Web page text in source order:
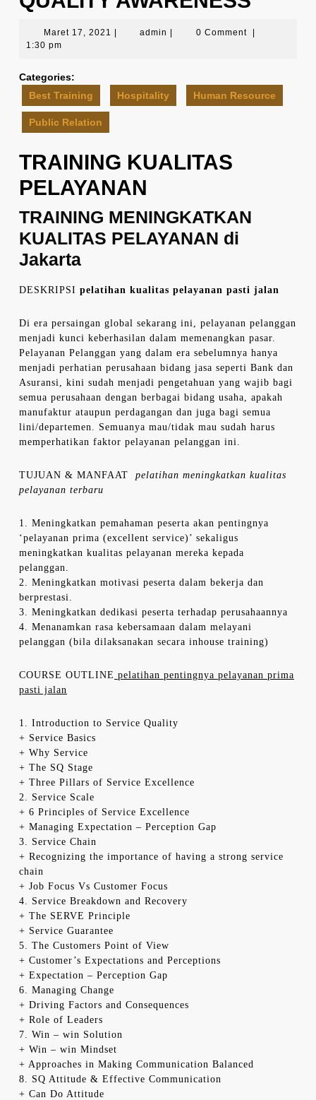
Maret 17, 2021 Maret
admin admin 0 Comment
1:30 pm
Categories:
Best Training
Hospitality Human Resource
Public Relation
TRAINING KUALITAS
PELAYANAN
TRAINING MENINGKATKAN
KUALITAS PELAYANAN di
Jakarta
DESKRIPSI pelatihan kualitas pelayanan pasti jalan
Di era persaingan global sekarang ini, pelayanan pelanggan
menjadi kunci keberhasilan dalam memenangkan pasar.
Pelayanan Pelanggan yang dalam era sebelumnya hanya
menjadi perhatian perusahaan bidang jasa seperti Bank dan
Asuransi, kini sudah menjadi pengetahuan yang wajib bagi
semua perusahaan dengan berbagai bidang usaha, apakah
manufaktur ataupun perdagangan dan juga bagi semua
lini/departemen. Semuanya mau/tidak mau sudah harus
memperhatikan faktor pelayanan pelanggan ini.
TUJUAN & MANFAAT pelatihan meningkatkan kualitas
pelayanan terbaru
1. Meningkatkan pemahaman peserta akan pentingnya
‘pelayanan prima (excellent service)’ sekaligus
meningkatkan kualitas pelayanan mereka kepada
pelanggan.
2. Meningkatkan motivasi peserta dalam bekerja dan
berprestasi.
3. Meningkatkan dedikasi peserta terhadap perusahaannya
4. Menanamkan rasa kebersamaan dalam melayani
pelanggan (bila dilaksanakan secara inhouse training)
COURSE OUTLINE pelatihan pentingnya pelayanan prima
pasti jalan
1. Introduction to Service Quality
+ Service Basics
+ Why Service
+ The SQ Stage
+ Three Pillars of Service Excellence
2. Service Scale
+ 6 Principles of Service Excellence
+ Managing Expectation – Perception Gap
3. Service Chain
+ Recognizing the importance of having a strong service
chain
+ Job Focus Vs Customer Focus
4. Service Breakdown and Recovery
+ The SERVE Principle
+ Service Guarantee
5. The Customers Point of View
+ Customer’s Expectations and Perceptions
+ Expectation – Perception Gap
6. Managing Change
+ Driving Factors and Consequences
+ Role of Leaders
7. Win – win Solution
+ Win – win Mindset
+ Approaches in Making Communication Balanced
8. SQ Attitude & Effective Communication
+ Can Do Attitude